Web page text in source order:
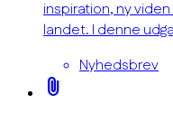
inspiration, ny
landet. I denne
Nyhedsbrev
attach_file